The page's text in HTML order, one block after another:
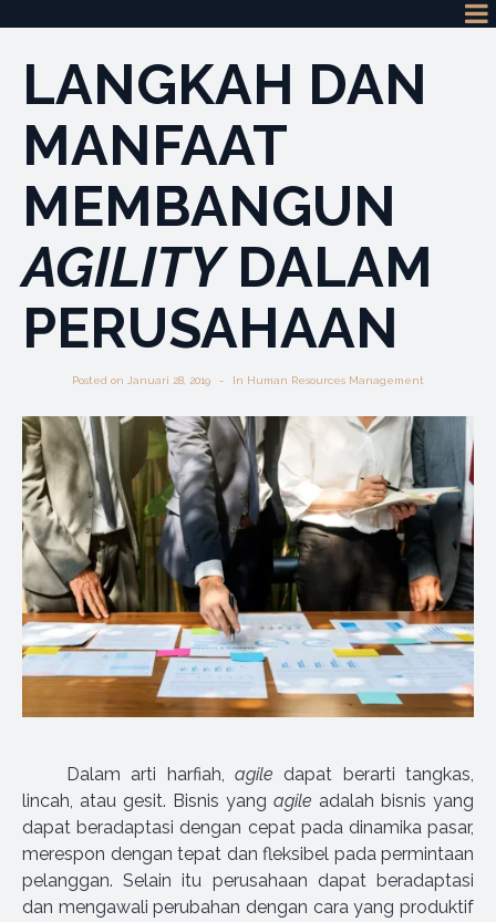
LANGKAH DAN
MANFAAT
MEMBANGUN
AGILITYDALAM
PERUSAHAAN
Posted on Januari 28, 2019 In Human Resources Management
Dalam arti harfiah, agiledapat berarti tangkas,
lincah, atau gesit. Bisnis yang agile adalah bisnis yang
dapat beradaptasi dengan cepat pada dinamika pasar,
merespon dengan tepat dan fleksibel pada permintaan
pelanggan. Selain itu perusahaan dapat beradaptasi
dan mengawali perubahan dengan cara yang produktif